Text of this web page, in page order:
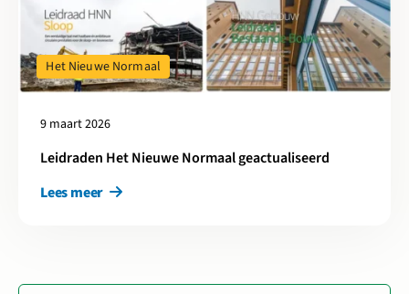
9 maart 2026
Leidraden Het Nieuwe Normaal geactualiseerd
Het Nieuwe Normaal
Lees meer